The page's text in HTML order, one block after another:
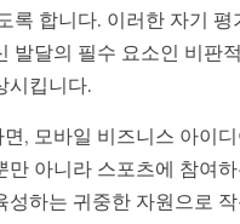
록 합니다. 이러한 자기
발달의 필수 요소인 비판
시킵니다.
면, 모바일 비즈니스 아이
만 아니라 스포츠에 참여
성하는 귀중한 자원으로